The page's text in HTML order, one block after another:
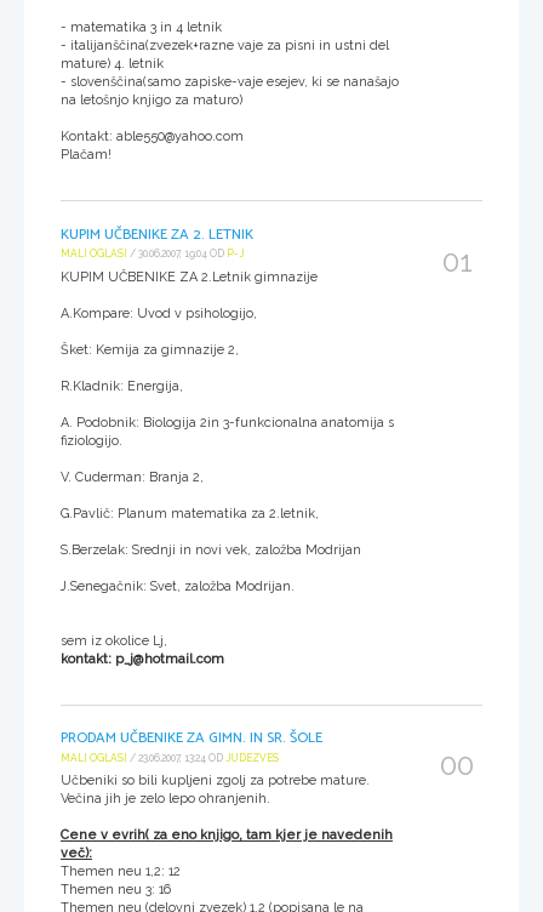
- matematika 3 in 4 letnik
- italijanščina(zvezek+razne vaje za pisni in ustni del
mature) 4. letnik
- slovenščina(samo zapiske-vaje esejev, ki se nanašajo
na letošnjo knjigo za maturo)
Kontakt: able550@yahoo.com
Plačam!
KUPIM UČBENIKE ZA 2. LETNIK
MALI OGLASI / 30.06.2007, 19:04 OD P-J
KUPIM UČBENIKE ZA 2.Letnik gimnazije
A.Kompare: Uvod v psihologijo,
Šket: Kemija za gimnazije 2,
R.Kladnik: Energija,
A. Podobnik: Biologija 2in 3-funkcionalna anatomija s
fiziologijo.
V. Cuderman: Branja 2,
G.Pavlič: Planum matematika za 2.letnik,
S.Berzelak: Srednji in novi vek, založba Modrijan
J.Senegačnik: Svet, založba Modrijan.
sem iz okolice Lj,
kontakt: p_j@hotmail.com
01
PRODAM UČBENIKE ZA GIMN. IN SR. ŠOLE
MALI OGLASI / 23.06.2007, 13:24 OD JUDEZVES
Učbeniki so bili kupljeni zgolj za potrebe mature.
Večina jih je zelo lepo ohranjenih.
Cene v evrih( za eno knjigo, tam kjer je navedenih
več):
Themen neu 1,2: 12
Themen neu 3: 16
Themen neu (delovni zvezek) 1,2 (popisana le na
00